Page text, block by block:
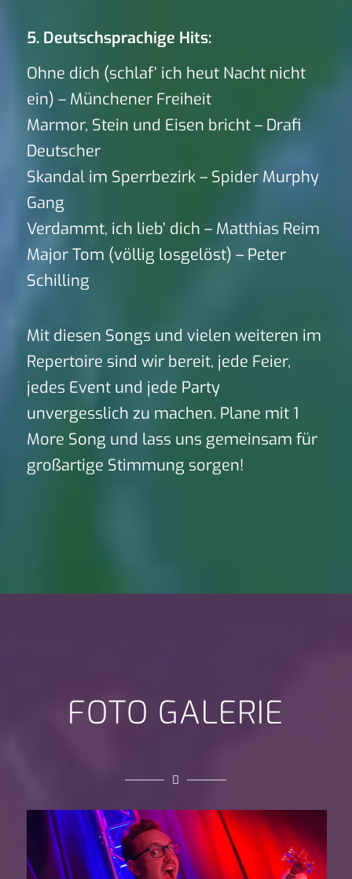
5. Deutschsprachige Hits:
Ohne dich (schlaf’ ich heut Nacht nicht
ein) – Münchener Freiheit
Marmor, Stein und Eisen bricht – Drafi
Deutscher
Skandal im Sperrbezirk – Spider Murphy
Gang
Verdammt, ich lieb’ dich – Matthias Reim
Major Tom (völlig losgelöst) – Peter
Schilling
Mit diesen Songs und vielen weiteren im
Repertoire sind wir bereit, jede Feier,
jedes Event und jede Party
unvergesslich zu machen. Plane mit 1
More Song und lass uns gemeinsam für
großartige Stimmung sorgen!
FOTO GALERIE